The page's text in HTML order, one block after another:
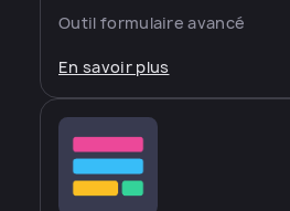
Outil formulaire avancé
En savoir plus